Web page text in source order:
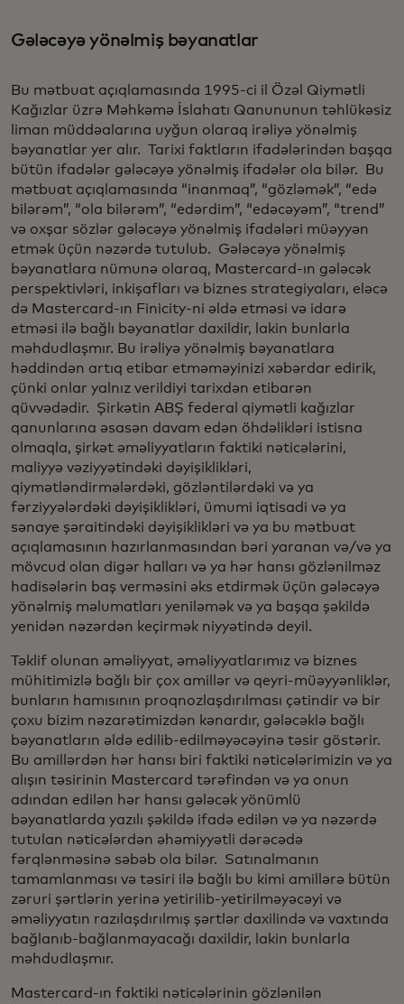
Gələcəyə yönəlmiş bəyanatlar
Bu mətbuat açıqlamasında 1995-ci il Özəl Qiymətli
Kağızlar üzrə Məhkəmə İslahatı Qanununun təhlükəsiz
liman müddəalarına uyğun olaraq irəliyə yönəlmiş
bəyanatlar yer alır. Tarixi faktların ifadələrindən başqa
bütün ifadələr gələcəyə yönəlmiş ifadələr ola bilər. Bu
mətbuat açıqlamasında “inanmaq”, “gözləmək”, “edə
bilərəm”, “ola bilərəm”, “edərdim”, “edəcəyəm”, “trend”
və oxşar sözlər gələcəyə yönəlmiş ifadələri müəyyən
etmək üçün nəzərdə tutulub. Gələcəyə yönəlmiş
bəyanatlara nümunə olaraq, Mastercard-ın gələcək
perspektivləri, inkişafları və biznes strategiyaları, eləcə
də Mastercard-ın Finicity-ni əldə etməsi və idarə
etməsi ilə bağlı bəyanatlar daxildir, lakin bunlarla
məhdudlaşmır. Bu irəliyə yönəlmiş bəyanatlara
həddindən artıq etibar etməməyinizi xəbərdar edirik,
çünki onlar yalnız verildiyi tarixdən etibarən
qüvvədədir. Şirkətin ABŞ federal qiymətli kağızlar
qanunlarına əsasən davam edən öhdəlikləri istisna
olmaqla, şirkət əməliyyatların faktiki nəticələrini,
maliyyə vəziyyətindəki dəyişiklikləri,
qiymətləndirmələrdəki, gözləntilərdəki və ya
fərziyyələrdəki dəyişiklikləri, ümumi iqtisadi və ya
sənaye şəraitindəki dəyişiklikləri və ya bu mətbuat
açıqlamasının hazırlanmasından bəri yaranan və/və ya
mövcud olan digər halları və ya hər hansı gözlənilməz
hadisələrin baş verməsini əks etdirmək üçün gələcəyə
yönəlmiş məlumatları yeniləmək və ya başqa şəkildə
yenidən nəzərdən keçirmək niyyətində deyil.
Təklif olunan əməliyyat, əməliyyatlarımız və biznes
mühitimizlə bağlı bir çox amillər və qeyri-müəyyənliklər,
bunların hamısının proqnozlaşdırılması çətindir və bir
çoxu bizim nəzarətimizdən kənardır, gələcəklə bağlı
bəyanatların əldə edilib-edilməyəcəyinə təsir göstərir.
Bu amillərdən hər hansı biri faktiki nəticələrimizin və ya
alışın təsirinin Mastercard tərəfindən və ya onun
adından edilən hər hansı gələcək yönümlü
bəyanatlarda yazılı şəkildə ifadə edilən və ya nəzərdə
tutulan nəticələrdən əhəmiyyətli dərəcədə
fərqlənməsinə səbəb ola bilər. Satınalmanın
tamamlanması və təsiri ilə bağlı bu kimi amillərə bütün
zəruri şərtlərin yerinə yetirilib-yetirilməyəcəyi və
əməliyyatın razılaşdırılmış şərtlər daxilində və vaxtında
bağlanıb-bağlanmayacağı daxildir, lakin bunlarla
məhdudlaşmır.
Mastercard-ın faktiki nəticələrinin gözlənilən